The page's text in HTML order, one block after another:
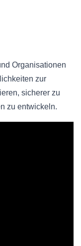
Organisationen
zur
sicherer zu
zu entwickeln.